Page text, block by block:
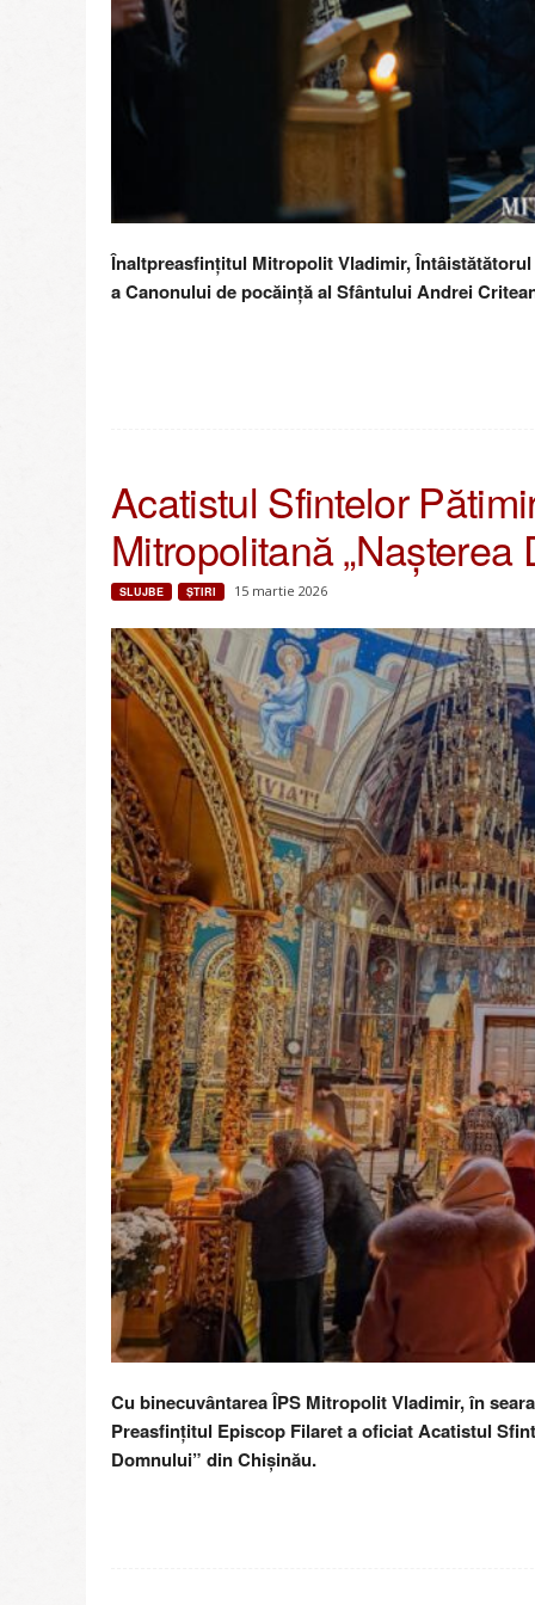
Înaltpreasfințitul Mitropolit Vladimir,
a Canonului de pocăință al Sfântului Andrei
Acatistul Sfintelor
Mitropolitană
SLUJBE ŞTIRI 15 martie 2026
Cu binecuvântarea ÎPS Mitropolit Vladimir, în
Preasfințitul Episcop Filaret a oficiat Acatistul
Domnului” din Chișinău.